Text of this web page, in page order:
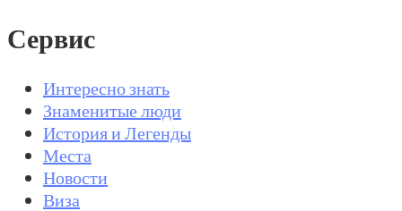
Сервис
Интересно знать
Знаменитые люди
История и Легенды
Места
Новости
Виза